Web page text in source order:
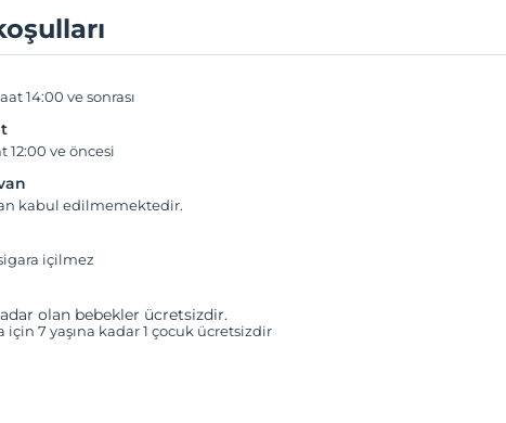
14:00 ve sonrası
12:00 ve öncesi
kabul edilmemektedir.
içilmez
olan bebekler ücretsizdir.
için 7 yaşına kadar 1 çocuk ücretsizdir